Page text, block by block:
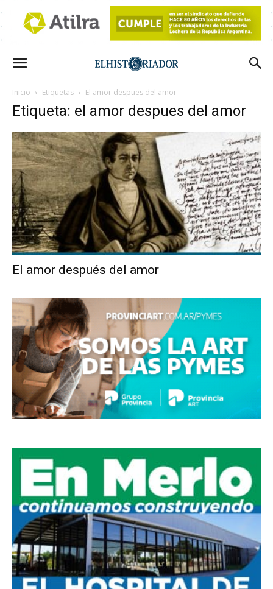
Inicio Etiquetas El amor despues del amor
Etiqueta: el amor despues del amor
El amor después del amor